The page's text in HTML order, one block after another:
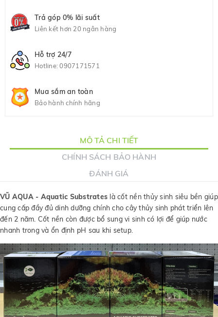
Trả góp 0% lãi suất
Liên kết hơn 20 ngân hàng
Hỗ trợ 24/7
Hotline:0907171571
Mua sắm an toàn
Bảo hành chính hãng
MÔ TẢ CHI TIẾT
CHÍNH SÁCH BẢO HÀNH
ĐÁNH GIÁ
VŨ AQUA - Aquatic Substrates là cốt nền thủy sinh siêu bền giúp
cung cấp đầy đủ dinh dưỡng chính cho cây thủy sinh phát triển lên
đến 2 năm. Cốt nền còn được bổ sung vi sinh có lợi để giúp nước
nhanh trong và ổn định pH sau khi setup.